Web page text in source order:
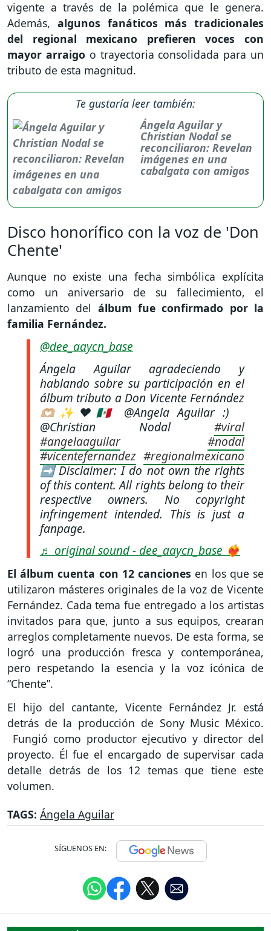
vigente a través de la polémica que le genera.
Además, algunos fanáticos más tradicionales
del regional mexicano prefieren voces con
mayor arraigo o trayectoria consolidada para un
tributo de esta magnitud.
Te gustaría leer también:
Ángela Aguilar y
Christian Nodal se
reconciliaron: Revelan
imágenes en una
cabalgata con amigos
Disco honorífico con la voz de 'Don
Chente'
Aunque no existe una fecha simbólica explícita
como un aniversario de su fallecimiento, el
lanzamiento del álbum fue confirmado por la
familia Fernández.
@dee_aaycn_base
Ángela Aguilar agradeciendo y
hablando sobre su participación en el
álbum tributo a Don Vicente Fernández
🫶🏼✨❤️🇲🇽 @Angela Aguilar :)
@Christian Nodal #viral
#angelaaguilar
#nodal
#vicentefernandez #regionalmexicano
➡️ Disclaimer: I do not own the rights
of this content. All rights belong to their
respective owners. No copyright
infringement intended. This is just a
fanpage.
♬ original sound - dee_aaycn_base ❤️‍🔥
El álbum cuenta con 12 canciones en los que se
utilizaron másteres originales de la voz de Vicente
Fernández. Cada tema fue entregado a los artistas
invitados para que, junto a sus equipos, crearan
arreglos completamente nuevos. De esta forma, se
logró una producción fresca y contemporánea,
pero respetando la esencia y la voz icónica de
“Chente”.
El hijo del cantante, Vicente Fernández Jr. está
detrás de la producción de Sony Music México.
Fungió como productor ejecutivo y director del
proyecto. Él fue el encargado de supervisar cada
detalle detrás de los 12 temas que tiene este
volumen.
TAGS: Ángela Aguilar
SÍGUENOS EN: